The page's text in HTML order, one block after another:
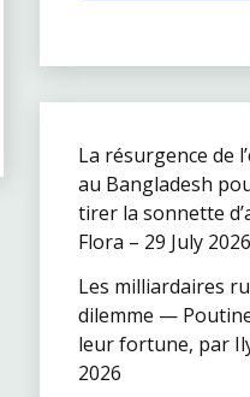
La résurgence de
au Bangladesh
tirer la sonnette
Flora – 29 July 2026
Les milliardaires
dilemme —
leur fortune, par
2026